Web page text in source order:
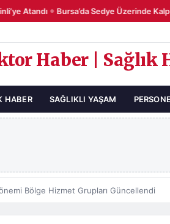
Atandı ● Bursa’da Sedye Üzerinde Kalp
Haber | Sağlık
HABER SAĞLIKLI YAŞAM
Bölge Hizmet Grupları Güncellendi